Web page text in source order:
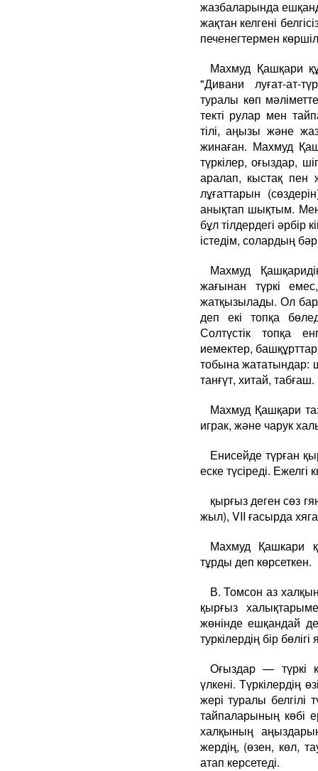
жазбаларында
жақтан келгені
печенегтермен
Махмуд Қашқари
"Дивани луғат-ат-
туралы көп
текті рулар мен
тілі, аңызы және
жинаған. Махмуд
түркілер, оғыздар,
аралап, кыстақ
лұғаттарын
анықтап шықтым. Мен
бұл тілдердегі
істедім, солардың
Махмуд
жағынан түркі
жатқызылады. Ол
деп екі топқа
Солтүстік топқа
иемектер,
тобына жататындар:
танғүт, хитай, табғаш.
Махмуд Қашқари
играк, және чарук
Енисейде түрған
еске түсіреді.
қырғыз деген сөз
жыл), VII ғасырда
Махмуд Қашкари
тұрды деп көрсеткен.
В. Томсон аз
қырғыз
жөнінде ешқандай
туркілердің бір
Оғыздар — түркі
үлкені. Түркілердің
жері туралы белгілі
тайпаларының көбі
халқының
жердің, (өзен, көл,
атап керсетеді.